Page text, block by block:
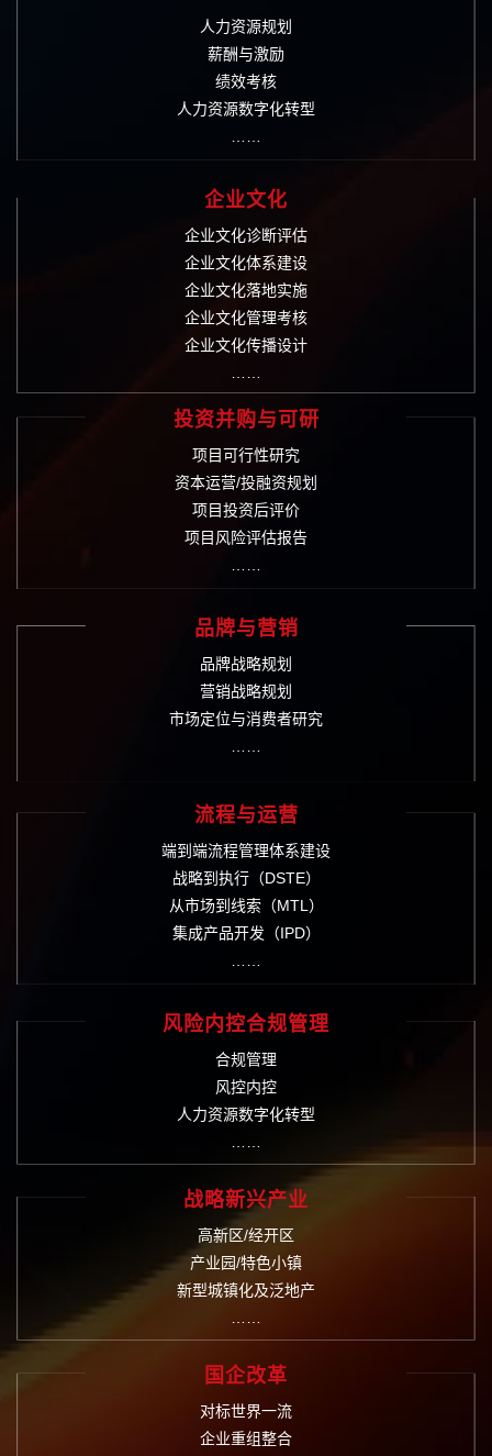
人力资源规划
薪酬与激励
绩效考核
人力资源数字化转型
企业文化
企业文化诊断评估
企业文化体系建设
企业文化落地实施
企业文化管理考核
企业文化传播设计
投资并购与可研
项目可行性研究
资本运营/投融资规划
项目投资后评价
项目风险评估报告
品牌与营销
品牌战略规划
营销战略规划
市场定位与消费者研究
流程与运营
端到端流程管理体系建设
战略到执行（DSTE）
从市场到线索（MTL）
集成产品开发（IPD）
风险内控合规管理
合规管理
风控内控
人力资源数字化转型
战略新兴产业
高新区/经开区
产业园/特色小镇
新型城镇化及泛地产
国企改革
对标世界一流
企业重组整合